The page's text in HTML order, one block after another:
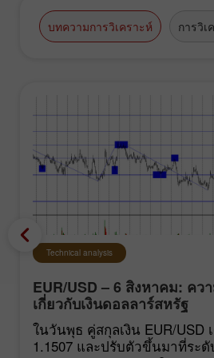
บทความการวิเคราะห์ การวิ
Technical analysis
EUR/USD – 6 สิงหาคม: คว
เกี่ยวกับเงินดอลลาร์สหรัฐ
ในวันพุธ คู่สกุลเงิน EUR/USD
1.1507 และปรับตัวขึ้นมาที่ระดั